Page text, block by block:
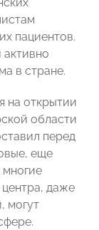
пациентов.
в стране.
на открытии
области
перед
еще
многие
даже
могут